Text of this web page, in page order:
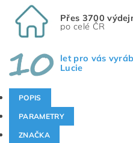
Přes 3700
po celé ČR
let pro vás
Lucie
POPIS
PARAMETRY
ZNAČKA